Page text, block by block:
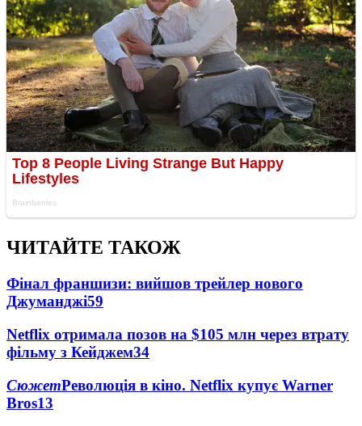
ЧИТАЙТЕ ТАКОЖ
Фінал франшизи: вийшов трейлер нового
Джуманджі59
Netflix отримала позов на $105 млн через втрату
фільму з Кейджем34
СюжетРеволюція в кіно. Netflix купує Warner
Bros13